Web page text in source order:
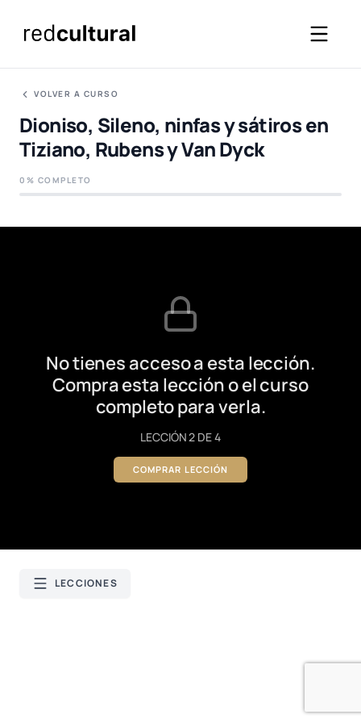
VOLVER A CURSO
Dioniso, Sileno, ninfas y sátiros en
Tiziano, Rubens y Van Dyck
0% COMPLETO
No tienes acceso a esta lección.
Compra esta lección o el curso
completo para verla.
LECCIÓN 2 DE 4
COMPRAR LECCIÓN
LECCIONES